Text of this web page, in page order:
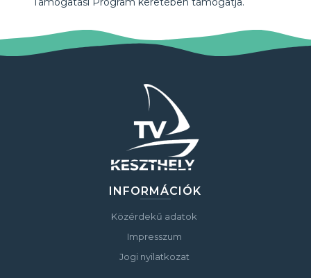
INFORMÁCIÓK
Közérdekű adatok
Impresszum
Jogi nyilatkozat